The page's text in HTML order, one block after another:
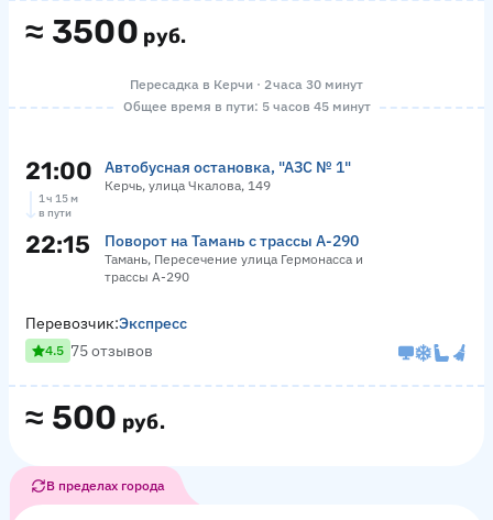
≈ 3500 руб.
Пересадка в Керчи · 2 часа 30 минут
Общее время в пути: 5 часов 45 минут
21:00 Автобусная остановка, "АЗС № 1"
Керчь, улица Чкалова, 149
1 ч 15 м
в пути
22:15 Поворот на Тамань с трассы А-290
Тамань, Пересечение улица Гермонасса и
трассы А-290
≈ 500 руб.
Перевозчик:Экспресс
4.5 75 отзывов
В пределах города